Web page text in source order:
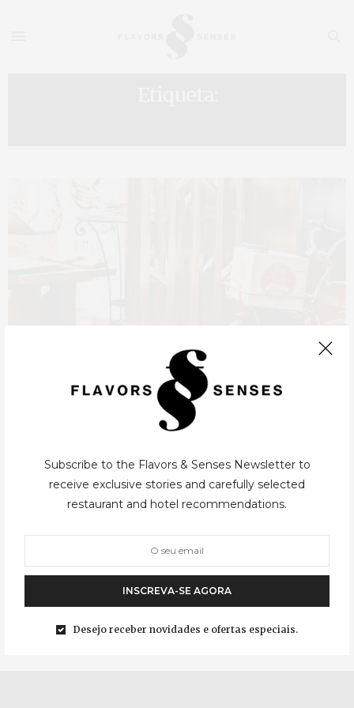
Subscribe to the Flavors & Senses Newsletter to
receive exclusive stories and carefully selected
restaurant and hotel recommendations.
INSCREVA-SE AGORA
Desejo receber novidades e ofertas especiais.
BUDAPESTE , CASUAL 16/12/2015
Zsiday, um importante restaurateur de Budapeste, deu origem,
em Abril de 2013, ao És Bisztró. “És” significa “e” em Húngaro, uma
expressão que recria…